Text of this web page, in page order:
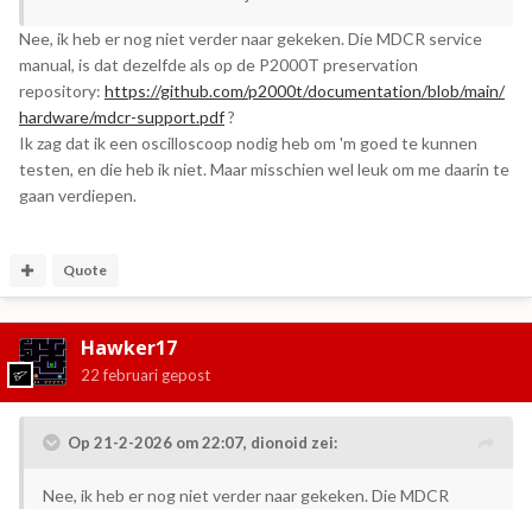
Nee, ik heb er nog niet verder naar gekeken. Die MDCR service
manual, is dat dezelfde als op de P2000T preservation
repository: https://github.com/p2000t/documentation/blob/main/
hardware/mdcr-support.pdf?
Ik zag dat ik een oscilloscoop nodig heb om 'm goed te kunnen
testen, en die heb ik niet. Maar misschien wel leuk om me daarin te
gaan verdiepen.
Quote
Hawker17
22 februari gepost
Op 21-2-2026 om 22:07, dionoid zei:
Nee, ik heb er nog niet verder naar gekeken. Die MDCR